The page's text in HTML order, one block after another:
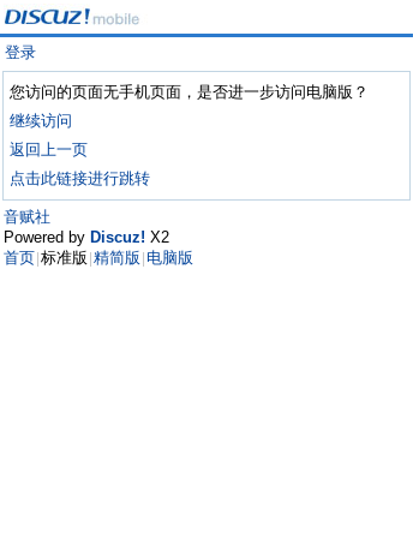
登录
您访问的页面无手机页面，是否进一步访问电脑版？
继续访问
返回上一页
点击此链接进行跳转
音赋社
Powered by Discuz! X2
首页 标准版 精简版 电脑版